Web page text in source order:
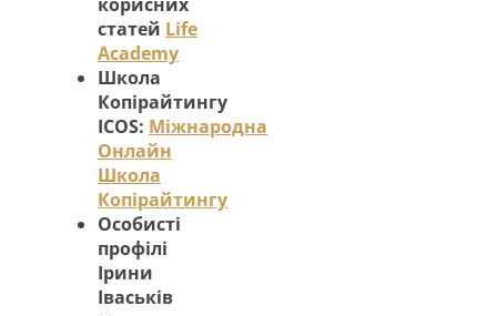
статей Life
Academy
Школа
Копірайтингу
ICOS: Міжнародна
Онлайн
Школа
Копірайтингу
Особисті
профілі
Ірини
Іваськів